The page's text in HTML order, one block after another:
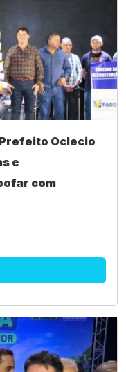
Oclecio
e
com